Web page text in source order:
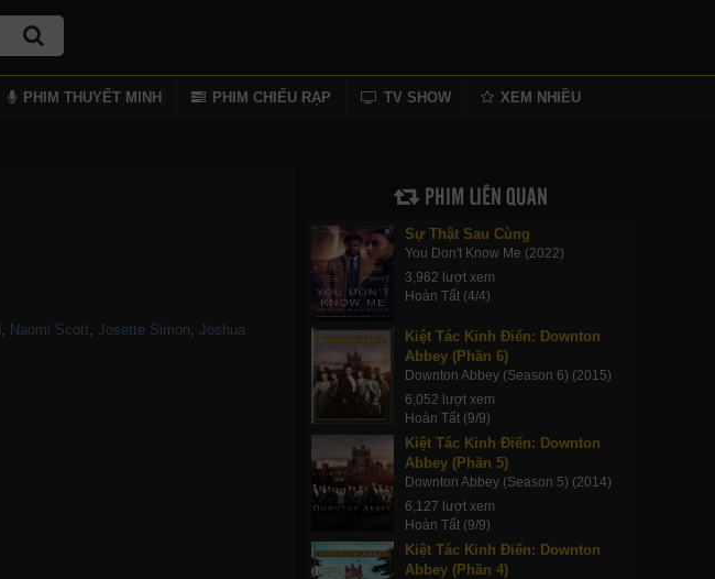
PHIM THUYẾT MINH PHIM CHIẾU RẠP TV SHOW XEM NHIỀU
, Naomi Scott, Josette Simon, Joshua
PHIM LIÊN QUAN
Sự Thật Sau Cùng
You Don't Know Me (2022)
3,962 lượt xem
Hoàn Tất (4/4)
Kiệt Tác Kinh Điển: Downton
Abbey (Phần 6)
Downton Abbey (Season 6) (2015)
6,052 lượt xem
Hoàn Tất (9/9)
Kiệt Tác Kinh Điển: Downton
Abbey (Phần 5)
Downton Abbey (Season 5) (2014)
6,127 lượt xem
Hoàn Tất (9/9)
Kiệt Tác Kinh Điển: Downton
Abbey (Phần 4)